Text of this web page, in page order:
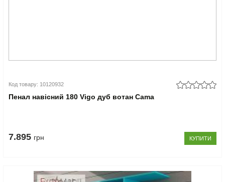
Код товару: 10120932
Пенал навісний 180 Vigo дуб вотан Cama
7.895 грн КУПИТИ